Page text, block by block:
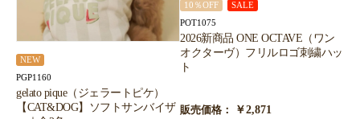
NEW
PGP1160
gelato pique（ジェラートピケ）
【CAT&DOG】ソフトサンバイザ
10％OFF SALE
POT1075
2026新商品 ONE OCTAVE（ワン
オクターヴ）フリルロゴ刺繍ハッ
ト
販売価格： ￥2,871